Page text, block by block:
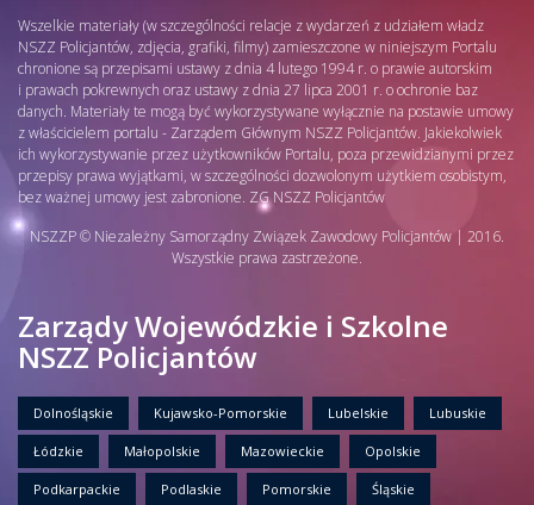
Wszelkie materiały (w szczególności relacje z wydarzeń z udziałem władz
NSZZ Policjantów, zdjęcia, grafiki, filmy) zamieszczone w niniejszym Portalu
chronione są przepisami ustawy z dnia 4 lutego 1994 r. o prawie autorskim
i prawach pokrewnych oraz ustawy z dnia 27 lipca 2001 r. o ochronie baz
danych. Materiały te mogą być wykorzystywane wyłącznie na postawie umowy
z właścicielem portalu - Zarządem Głównym NSZZ Policjantów. Jakiekolwiek
ich wykorzystywanie przez użytkowników Portalu, poza przewidzianymi przez
przepisy prawa wyjątkami, w szczególności dozwolonym użytkiem osobistym,
bez ważnej umowy jest zabronione. ZG NSZZ Policjantów
NSZZP © Niezależny Samorządny Związek Zawodowy Policjantów | 2016.
Wszystkie prawa zastrzeżone.
Zarządy Wojewódzkie i Szkolne
NSZZ Policjantów
Dolnośląskie Kujawsko-Pomorskie Lubelskie Lubuskie
Łódzkie Małopolskie Mazowieckie Opolskie
Podkarpackie Podlaskie Pomorskie Śląskie